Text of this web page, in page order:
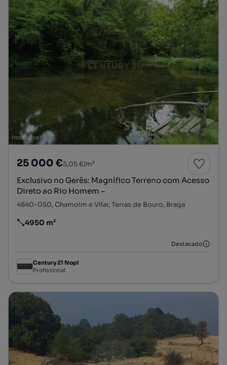
25 000 €5,05 €/m²
Exclusivo no Gerês: Magnífico Terreno com Acesso
Direto ao Rio Homem –
4840-050, Chamoim e Vilar, Terras de Bouro, Braga
Preço por metro quadrado
4950 m²
Destacado
Century 21 Nopi
Profissional